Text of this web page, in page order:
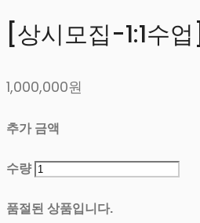
[상시모집-1:1수
1,000,000원
추가 금액
수량
품절된 상품입니다.